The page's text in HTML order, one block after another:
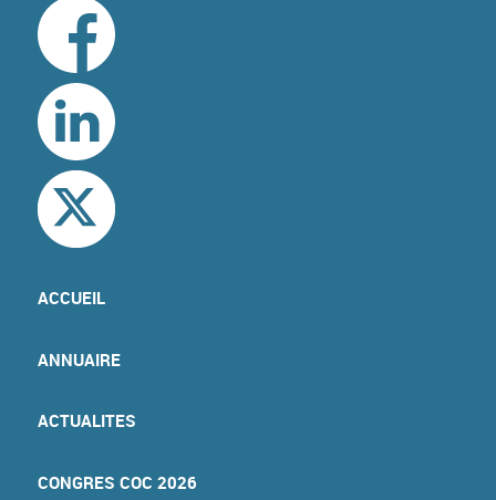
ACCUEIL
ANNUAIRE
ACTUALITES
CONGRES COC 2026